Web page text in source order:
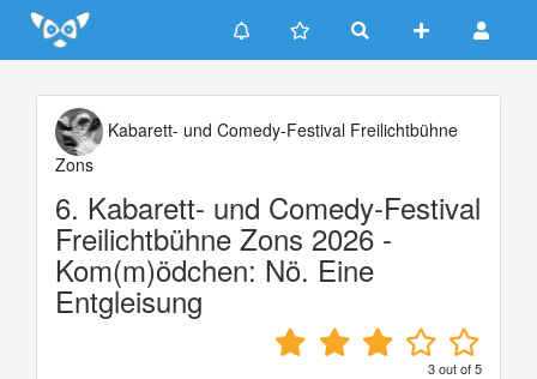
Update cookies preferences
Kabarett- und Comedy-Festival Freilichtbühne
Zons
6. Kabarett- und Comedy-Festival
Freilichtbühne Zons 2026 -
Kom(m)ödchen: Nö. Eine
Entgleisung
3out of5